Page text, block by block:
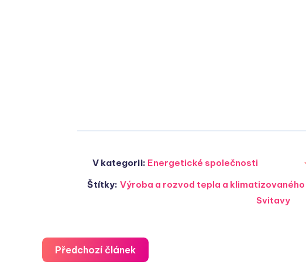
V kategorii: Energetické společnosti
Štítky: Výroba a rozvod tepla a klimatizovaného
Svitavy
Předchozí článek